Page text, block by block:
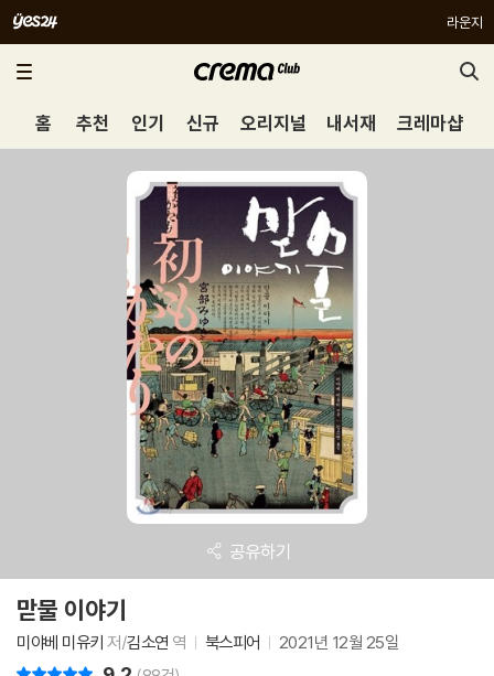
라운지
홈 추천 인기 신규 오리지널 내서재 크레마샵
공유하기
맏물 이야기
미야베 미유키 저/김소연 역 북스피어 2021년 12월 25일